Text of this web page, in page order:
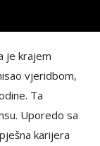
je krajem
vjeridbom,
Ta
Uporedo sa
karijera